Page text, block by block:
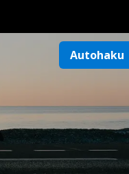
Autohaku